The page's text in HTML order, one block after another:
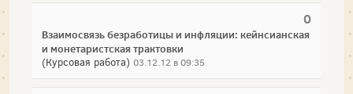
0
Взаимосвязь безработицы и инфляции: кейнсианская
и монетаристская трактовки
(Курсовая работа) 03.12.12 в 09:35